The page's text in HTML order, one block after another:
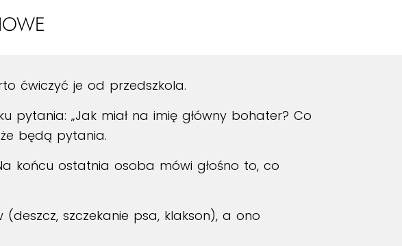
ćwiczyć je od przedszkola.
pytania: „Jak miał na imię główny bohater? Co
że będą pytania.
końcu ostatnia osoba mówi głośno to, co
szczekanie psa, klakson), a ono